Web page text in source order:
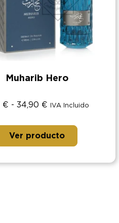
Muharib Hero
€ - 34,90 € IVA Incluido
Ver producto